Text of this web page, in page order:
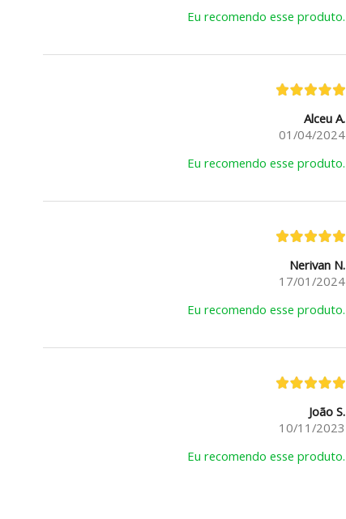
Eu recomendo esse produto.
Alceu A.
01/04/2024
Eu recomendo esse produto.
Nerivan N.
17/01/2024
Eu recomendo esse produto.
João S.
10/11/2023
Eu recomendo esse produto.